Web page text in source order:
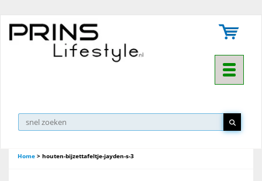
Toggle
Home > houten-bijzettafeltje-jayden-s-3